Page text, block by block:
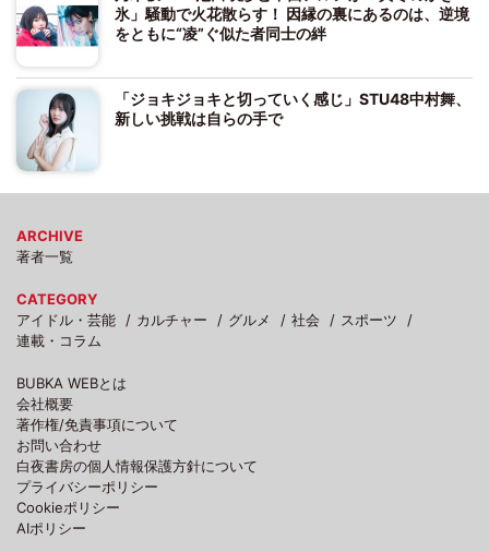
氷」騒動で火花散らす！ 因縁の裏にあるのは、逆境
をともに“凌”ぐ似た者同士の絆
「ジョキジョキと切っていく感じ」STU48中村舞、
新しい挑戦は自らの手で
ARCHIVE
著者一覧
CATEGORY
アイドル・芸能
カルチャー グルメ 社会
スポーツ
連載・コラム
BUBKA WEBとは
会社概要
著作権/免責事項について
お問い合わせ
白夜書房の個人情報保護方針について
プライバシーポリシー
Cookieポリシー
AIポリシー